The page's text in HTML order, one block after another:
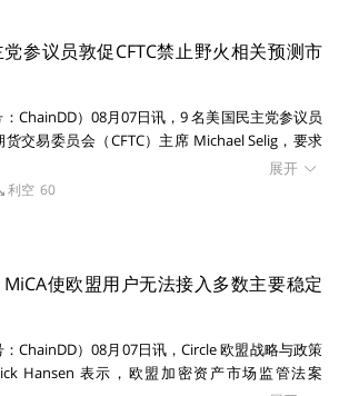
对其进行指导外，还有一些细则，链得
较重要的部分。
恰当的信息。虚拟货币交易所有义务向用
，以便用户了解与虚拟货币相关的风险并
交易的虚拟货币的名称和结构、虚拟货币
如费用等信息。
没忘记往外摘。新决算法规定，虚拟货币
用，所以携带法定货币的支付职能，但它
行发行，它的价值也无法受到保证。
参议员敦促CFTC禁止野火相关预测市
ChainDD）08月07日讯，9 名美国民主党参议员
交易委员会（CFTC）主席 Michael Selig，要求
的预测市场事件合约，称相关合约可能鼓励纵火、
公共安全。 参议员在信中提及，Polymarket 曾
指出，部分新平台允许用户押注野火，相关市场使
进行投机。 参议员表示，CFTC 应在明年野火季
注，并在美国及离岸市场设立防护措施。近期预
续，明尼苏达州、肯塔基州及密歇根州相关案件
权限。
展开
利空 60
使欧盟用户无法接入多数主要稳定
ChainDD）08月07日讯，Circle 欧盟战略与政策
Hansen 表示，欧盟加密资产市场监管法案